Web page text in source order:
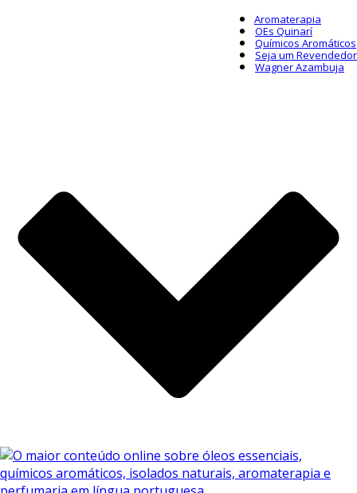
Aromaterapia
OEs Quinarí
Químicos Aromáticos
Seja um Revendedor
Wagner Azambuja